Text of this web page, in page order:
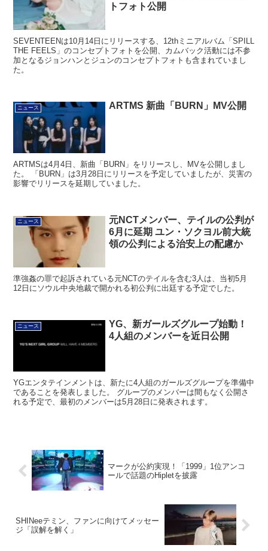
トフォト公開
SEVENTEENは10月14日にリリースする、12thミニアルバム「SPILL
THE FEELS」のコンセプトフォトを公開、カムバック活動には不参
加となるジョンハンとジュンのコンセプトフォトも含まれていまし
た。
ニュース ARTMS 新曲「BURN」MV公開
ARTMSは4月4日、新曲「BURN」をリリースし、MVを公開しまし
た。 「BURN」は3月28日にリリースを予定していましたが、災害の
影響でリリースを延期していました。
ニュース
元NCTメンバー、テイルの公判が
6月に延期 ユン・ソクヨル前大統
領の公判による治安上の配慮か
準強姦の罪で起訴されている元NCTのテイルを含む3人は、当初5月
12日にソウル中央地裁で開かれる初公判に出廷する予定でした。
ニュース
YG、新ガールズグループ始動！
4人組のメンバーを近日公開
YGエンタテインメントは、新たに4人組のガールズグループを準備中
であることを発表しました。 グループのメンバーは間もなく公開さ
れる予定で、最初のメンバーは5月28日に発表されます。
マークが公約実現！「1999」1位アンコ
ールで話題のHipletを披露
SHINeeテミン、ファンに向けてメッセー
ジ「誤解を解く」